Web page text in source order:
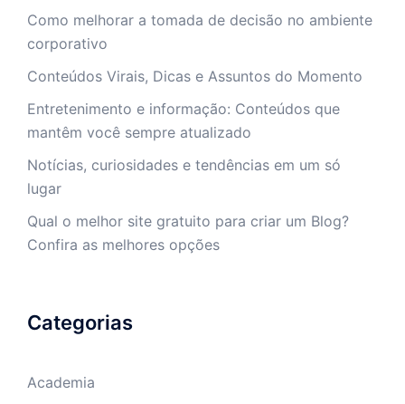
Como melhorar a tomada de decisão no ambiente
corporativo
Conteúdos Virais, Dicas e Assuntos do Momento
Entretenimento e informação: Conteúdos que
mantêm você sempre atualizado
Notícias, curiosidades e tendências em um só
lugar
Qual o melhor site gratuito para criar um Blog?
Confira as melhores opções
Categorias
Academia